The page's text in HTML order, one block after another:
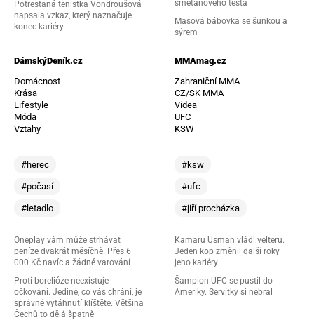
Potrestaná tenistka Vondroušová
napsala vzkaz, který naznačuje
konec kariéry
smetanového těsta
Masová bábovka se šunkou a
sýrem
DámskýDeník.cz
Domácnost
Krása
Lifestyle
Móda
Vztahy
#herec
#počasí
#letadlo
Oneplay vám může strhávat
peníze dvakrát měsíčně. Přes 6
000 Kč navíc a žádné varování
Proti borelióze neexistuje
očkování. Jediné, co vás chrání, je
správné vytáhnutí klíštěte. Většina
Čechů to dělá špatně
MMAmag.cz
Zahraniční MMA
CZ/SK MMA
Videa
UFC
KSW
#ksw
#ufc
#jiří procházka
Kamaru Usman vládl velteru.
Jeden kop změnil další roky
jeho kariéry
Šampion UFC se pustil do
Ameriky. Servítky si nebral